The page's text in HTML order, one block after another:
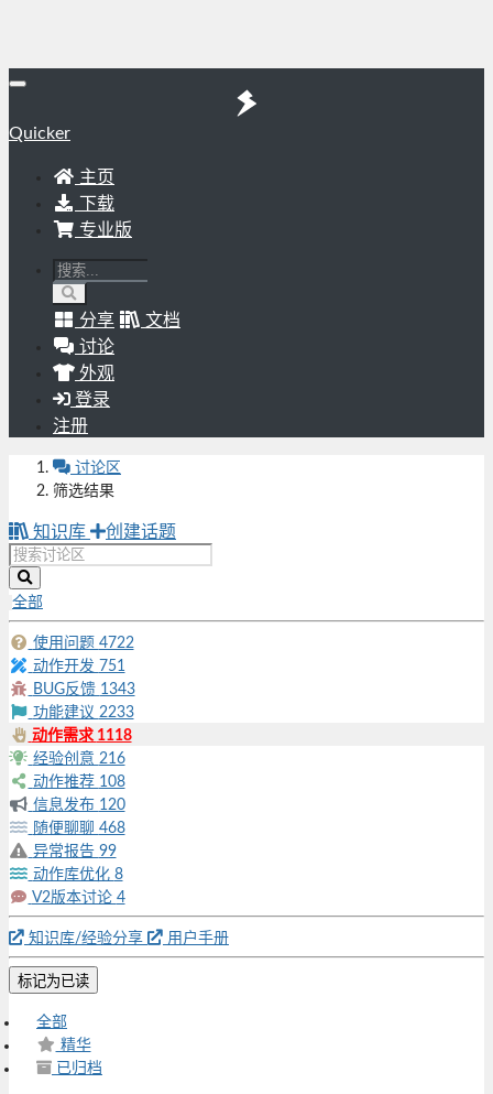
Quicker
主页
下载
专业版
分享
文档
讨论
外观
登录
注册
讨论区
筛选结果
知识库 创建话题
全部
使用问题 4722
动作开发 751
BUG反馈 1343
功能建议 2233
动作需求 1118
经验创意 216
动作推荐 108
信息发布 120
随便聊聊 468
异常报告 99
动作库优化 8
V2版本讨论 4
知识库/经验分享 用户手册
标记为已读
全部
精华
已归档